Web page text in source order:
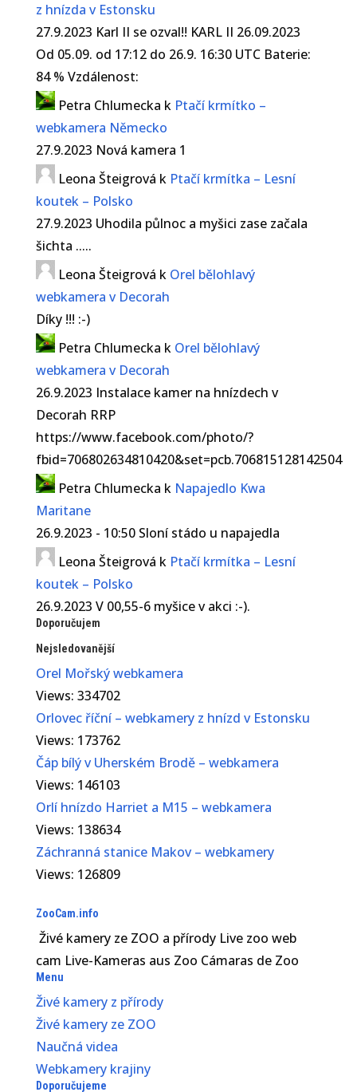
z hnízda v Estonsku
27.9.2023 Karl II se ozval!! KARL II 26.09.2023
Od 05.09. od 17:12 do 26.9. 16:30 UTC Baterie:
84 % Vzdálenost:
Petra Chlumecka k Ptačí krmítko –
webkamera Německo
27.9.2023 Nová kamera 1
Leona Šteigrová k Ptačí krmítka – Lesní
koutek – Polsko
27.9.2023 Uhodila půlnoc a myšici zase začala
šichta .....
Leona Šteigrová k Orel bělohlavý
webkamera v Decorah
Díky !!! :-)
Petra Chlumecka k Orel bělohlavý
webkamera v Decorah
26.9.2023 Instalace kamer na hnízdech v
Decorah RRP
https://www.facebook.com/photo/?
fbid=706802634810420&set=pcb.706815128142504
Petra Chlumecka k Napajedlo Kwa
Maritane
26.9.2023 - 10:50 Sloní stádo u napajedla
Leona Šteigrová k Ptačí krmítka – Lesní
koutek – Polsko
26.9.2023 V 00,55-6 myšice v akci :-).
Doporučujem
Nejsledovanější
Orel Mořský webkamera
Views: 334702
Orlovec říční – webkamery z hnízd v Estonsku
Views: 173762
Čáp bílý v Uherském Brodě – webkamera
Views: 146103
Orlí hnízdo Harriet a M15 – webkamera
Views: 138634
Záchranná stanice Makov – webkamery
Views: 126809
ZooCam.info
Živé kamery ze ZOO a přírody Live zoo web
cam Live-Kameras aus Zoo Cámaras de Zoo
Menu
Živé kamery z přírody
Živé kamery ze ZOO
Naučná videa
Webkamery krajiny
Doporučujeme